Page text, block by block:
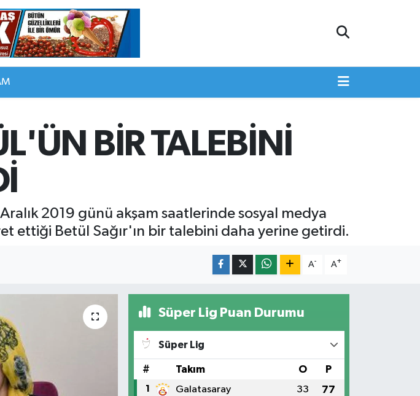
BİR TALEBİNİ
2019 günü akşam saatlerinde sosyal medya
ettiği Betül Sağır'ın bir talebini daha yerine getirdi.
A- A+
Süper Lig Puan Durumu
Süper Lig
# Takım O P
1 Galatasaray 33 77